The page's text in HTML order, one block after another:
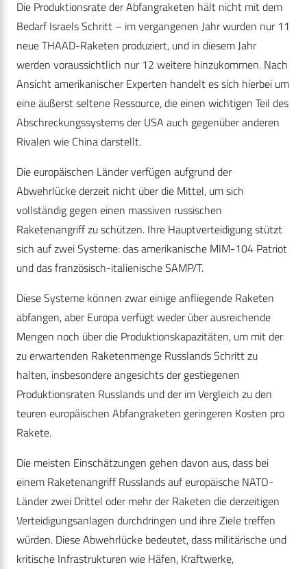
Die Produktionsrate der Abfangraketen hält nicht mit dem
Bedarf Israels Schritt – im vergangenen Jahr wurden nur 11
neue THAAD-Raketen produziert, und in diesem Jahr
werden voraussichtlich nur 12 weitere hinzukommen. Nach
Ansicht amerikanischer Experten handelt es sich hierbei um
eine äußerst seltene Ressource, die einen wichtigen Teil des
Abschreckungssystems der USA auch gegenüber anderen
Rivalen wie China darstellt.
Die europäischen Länder verfügen aufgrund der
Abwehrlücke derzeit nicht über die Mittel, um sich
vollständig gegen einen massiven russischen
Raketenangriff zu schützen. Ihre Hauptverteidigung stützt
sich auf zwei Systeme: das amerikanische MIM-104 Patriot
und das französisch-italienische SAMP/T.
Diese Systeme können zwar einige anfliegende Raketen
abfangen, aber Europa verfügt weder über ausreichende
Mengen noch über die Produktionskapazitäten, um mit der
zu erwartenden Raketenmenge Russlands Schritt zu
halten, insbesondere angesichts der gestiegenen
Produktionsraten Russlands und der im Vergleich zu den
teuren europäischen Abfangraketen geringeren Kosten pro
Rakete.
Die meisten Einschätzungen gehen davon aus, dass bei
einem Raketenangriff Russlands auf europäische NATO-
Länder zwei Drittel oder mehr der Raketen die derzeitigen
Verteidigungsanlagen durchdringen und ihre Ziele treffen
würden. Diese Abwehrlücke bedeutet, dass militärische und
kritische Infrastrukturen wie Häfen, Kraftwerke,